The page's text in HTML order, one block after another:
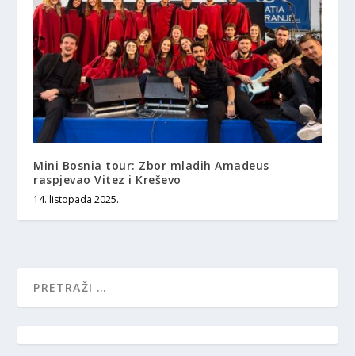
Mini Bosnia tour: Zbor mladih Amadeus
raspjevao Vitez i Kreševo
14. listopada 2025.